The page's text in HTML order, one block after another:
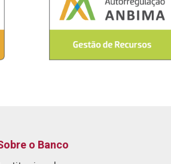
o Banco